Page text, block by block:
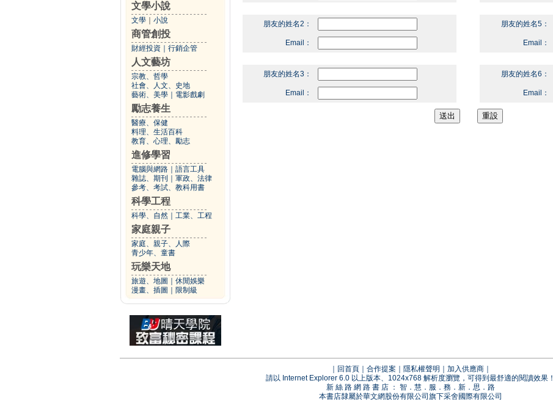
文學小說
文學 小說
商管創投
財經投資 行銷企管
人文藝坊
宗教、哲學
社會、人文、史地
藝術、美學
電影戲劇
勵志養生
醫療、保健
料理、生活百科
教育、心理、勵志
進修學習
電腦與網路
語言工具
雜誌、期刊
軍政、法律
參考、考試、教科用書
科學工程
科學、自然 工業、工程
家庭親子
家庭、親子、人際
青少年、童書
玩樂天地
旅遊、地圖
休閒娛樂
漫畫、插圖
限制級
朋友的姓名2：
Email：
朋友的姓名5：
Email：
朋友的姓名3：
Email：
朋友的姓名6：
Email：
回首頁 合作提案 隱私權聲明 加入供應商
請以 Internet Explorer 6.0 以上版本、1024x768 解析度瀏覽，可得到最舒適的閱讀效果！
新 絲 路 網 路 書 店 ： 智．慧．服．務．新．思．路
本書店隸屬於華文網股份有限公司旗下采舍國際有限公司